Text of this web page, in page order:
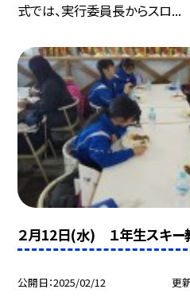
式では、実行委員長からスロ...
２月12日(水) １年生スキー
公開日 2025/02/12 更